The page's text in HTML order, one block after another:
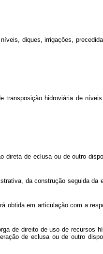
diques, irrigações,
transposição hidroviária de
direta de eclusa ou de outro
da construção seguida da
obtida em articulação com a
de direito de uso de recursos
de eclusa ou de outro